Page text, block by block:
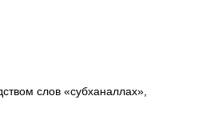
слов «субханаллах»,